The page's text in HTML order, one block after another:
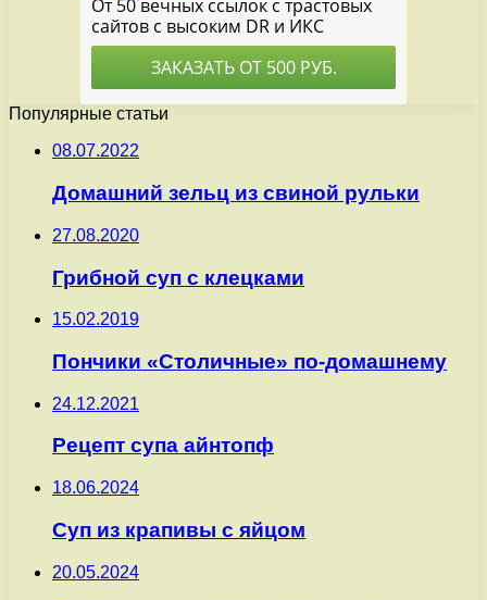
Популярные статьи
08.07.2022
Домашний зельц из свиной рульки
27.08.2020
Грибной суп с клецками
15.02.2019
Пончики «Столичные» по-домашнему
24.12.2021
Рецепт супа айнтопф
18.06.2024
Суп из крапивы с яйцом
20.05.2024